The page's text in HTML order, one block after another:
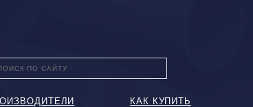
КАК КУПИТЬ